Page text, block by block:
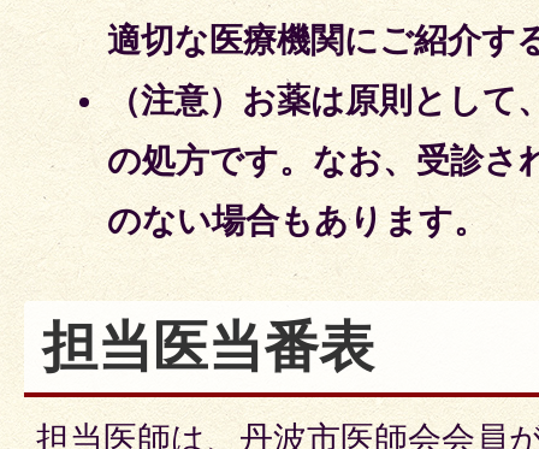
適切な医療機関にご紹介す
（注意）お薬は原則とし
の処方です。なお、受診さ
のない場合もあります。
担当医当番表
担当医師は、丹波市医師会会員